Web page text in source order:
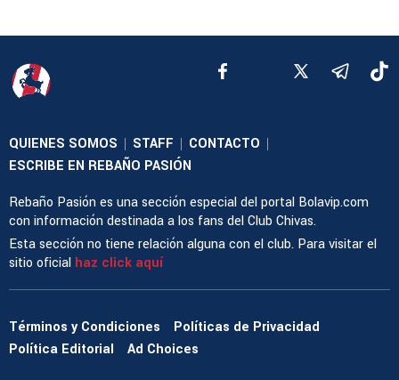
QUIENES SOMOS | STAFF | CONTACTO |
ESCRIBE EN REBAÑO PASIÓN
Rebaño Pasión es una sección especial del portal Bolavip.com
con información destinada a los fans del Club Chivas.
Esta sección no tiene relación alguna con el club. Para visitar el
sitio oficial haz click aquí
Términos y Condiciones
Políticas de Privacidad
Política Editorial
Ad Choices